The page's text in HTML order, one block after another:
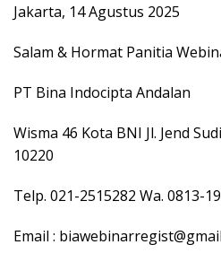
Jakarta, 14 Agustus 2025
Salam & Hormat Panitia
PT Bina Indocipta Andalan
Wisma 46 Kota BNI Jl. Jend
10220
Telp. 021-2515282 Wa. 0813-
Email :